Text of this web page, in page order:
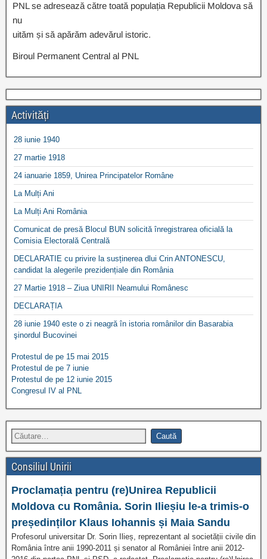
PNL se adresează către toată populația Republicii Moldova să
nu
uităm și să apărăm adevărul istoric.
Biroul Permanent Central al PNL
Activități
28 iunie 1940
27 martie 1918
24 ianuarie 1859, Unirea Principatelor Române
La Mulți Ani
La Mulți Ani România
Comunicat de presă Blocul BUN solicită înregistrarea oficială la
Comisia Electorală Centrală
DECLARATIE cu privire la susținerea dlui Crin ANTONESCU,
candidat la alegerile prezidențiale din România
27 Martie 1918 – Ziua UNIRII Neamului Românesc
DECLARAȚIA
28 iunie 1940 este o zi neagră în istoria românilor din Basarabia
şinordul Bucovinei
Protestul de pe 15 mai 2015
Protestul de pe 7 iunie
Protestul de pe 12 iunie 2015
Congresul IV al PNL
Consiliul Unirii
Proclamația pentru (re)Unirea Republicii
Moldova cu România. Sorin Ilieșiu le-a trimis-o
președinților Klaus Iohannis și Maia Sandu
Profesorul universitar Dr. Sorin Ilieș, reprezentant al societății civile din
România între anii 1990-2011 și senator al României între anii 2012-